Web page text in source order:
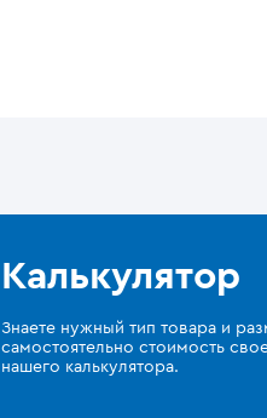
Калькулятор
Знаете нужный тип товара и
самостоятельно стоимость
нашего калькулятора.